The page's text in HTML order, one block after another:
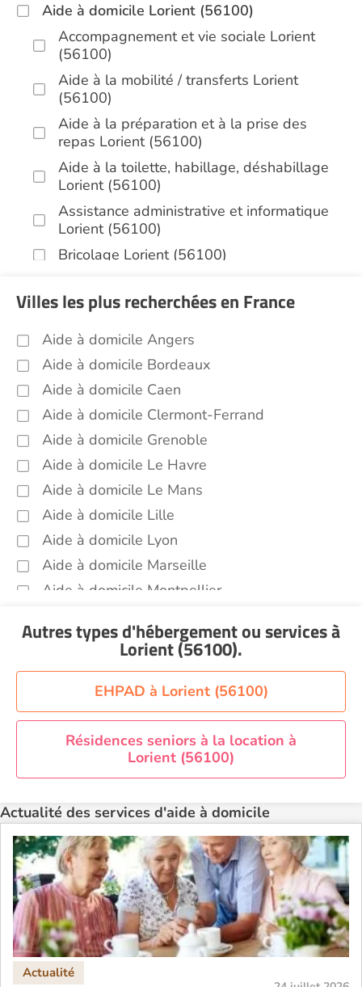
Aide à domicile Lorient (56100)
Accompagnement et vie sociale Lorient
(56100)
Aide à la mobilité / transferts Lorient
(56100)
Aide à la préparation et à la prise des
repas Lorient (56100)
Aide à la toilette, habillage, déshabillage
Lorient (56100)
Assistance administrative et informatique
Lorient (56100)
Bricolage Lorient (56100)
Infirmiers Lorient (56100)
Jardinage Lorient (56100)
Aide aux courses Lorient (56100)
Entretien du cadre de vie, ménage,
(56100)
Portage de repas Lorient (56100)
Sorties (promenades, rendez-vous
médicaux...) Lorient (56100)
Promenade animaux de compagnie Lorient
(56100)
Soins esthétiques Lorient (56100)
Autres aides à domicile Lorient (56100)
Villes les plus recherchées en France
Aide à domicile Angers
Aide à domicile Bordeaux
Aide à domicile Caen
Aide à domicile Clermont-Ferrand
Aide à domicile Grenoble
Aide à domicile Le Havre
Aide à domicile Le Mans
Aide à domicile Lille
Aide à domicile Lyon
Aide à domicile Marseille
Aide à domicile Montpellier
Aide à domicile Nice
Aide à domicile Orléans
Aide à domicile Paris
Aide à domicile Perpignan
Aide à domicile Rennes
Aide à domicile Toulouse
Recherche par ville
Autres types d'hébergement ou servicesà
Lorient (56100).
EHPAD à Lorient (56100)
Résidences seniors à la location à
Lorient (56100)
Actualité des services d'aide à domicile